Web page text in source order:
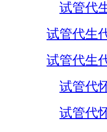
试管代
试管代生
试管代生
试管代
试管代